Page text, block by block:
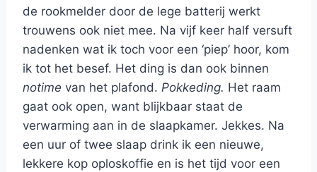
de rookmelder door de lege batterij werkt
trouwens ook niet mee. Na vijf keer half versuft
nadenken wat ik toch voor een ‘piep’ hoor, kom
ik tot het besef. Het ding is dan ook binnen
notime van het plafond. Pokkeding. Het raam
gaat ook open, want blijkbaar staat de
verwarming aan in de slaapkamer. Jekkes. Na
een uur of twee slaap drink ik een nieuwe,
lekkere kop oploskoffie en is het tijd voor een